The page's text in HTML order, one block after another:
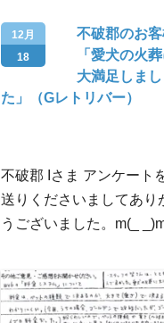
12月
18
不破郡のお
「愛犬の火
大満足しまし
た」（Gレトリバー）
不破郡 Iさま アンケート
送りくださいましてあり
うございました。m(_